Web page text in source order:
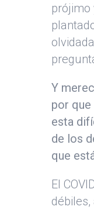
prójimo
Y
por
esta
de los
que
El